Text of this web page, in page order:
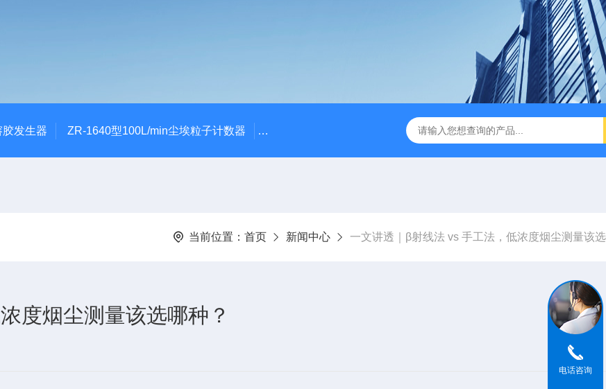
发生器 ZR-1640型100L/min尘埃粒子计数器 ZR-1630型28.3L/min尘埃粒子计数器 ZR-2050A型空气浮游菌采
当前位置： 首页 新闻中心 一文讲透｜β射线法 vs 手工法，低浓度烟尘测量该
度烟尘测量该选哪种？
电话咨询